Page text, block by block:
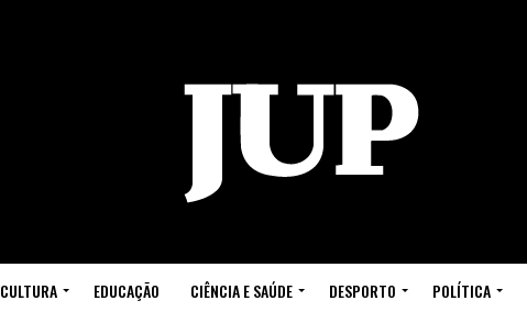
CULTURA EDUCAÇÃO CIÊNCIA E SAÚDE DESPORTO POLÍTICA